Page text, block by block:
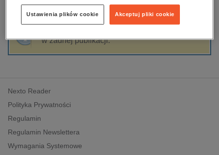
dzienniki
edukacja
hobby, sport, rozrywka
komputery, internet, technologie, informatyka
polityka, społeczno-informacyjne
psychologiczne
inne
popularno-naukowe
historia
Sortowanie Filtrowanie
w żadnej publikacji.
Nexto Reader
Polityka Prywatności
Regulamin
Regulamin Newslettera
Wymagania Systemowe
Akceptuj pliki cookie
Ustawienia plików cookie